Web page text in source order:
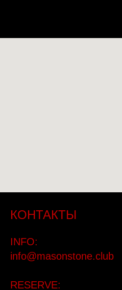
КОНТАКТЫ
INFO:
info@masonstone.club
RESERVE: